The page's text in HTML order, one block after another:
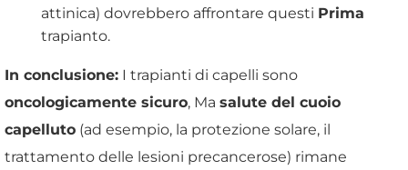
attinica) dovrebbero affrontare questi Prima
trapianto.
In conclusione: I trapianti di capelli sono
oncologicamente sicuro, Ma salute del cuoio
capelluto (ad esempio, la protezione solare, il
trattamento delle lesioni precancerose) rimane